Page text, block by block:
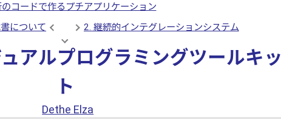
コードで作るプチアプリケーション
について
2. 継続的インテグレーションシステム
アルプログラミングツールキッ
ト
Dethe Elza